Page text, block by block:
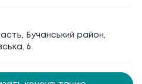
Бучанський район,
6